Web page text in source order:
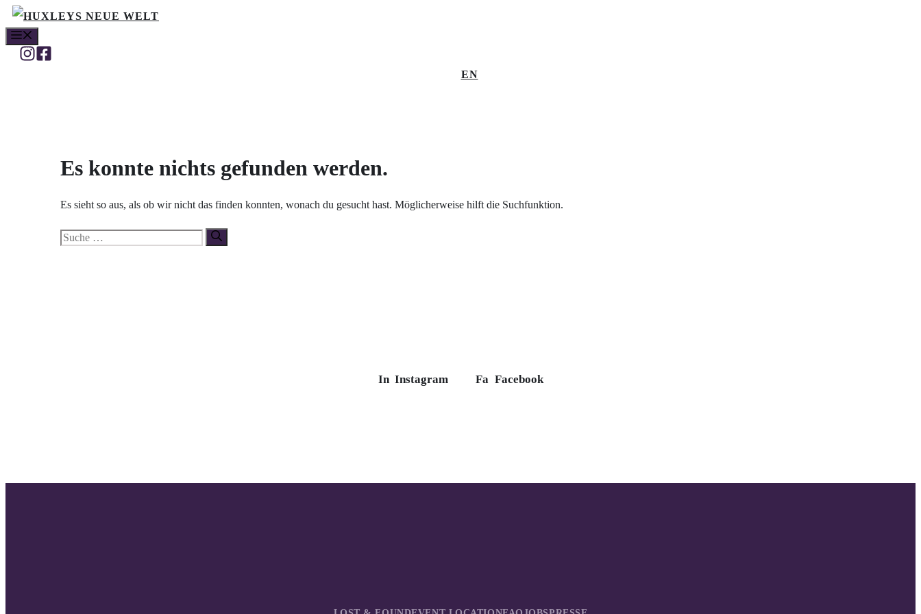
Zum
Inhalt
springen
EN
Es konnte nichts gefunden werden.
Es sieht so aus, als ob wir nicht das finden konnten, wonach du gesucht hast. Möglicherweise hilft die Suchfunktion.
Suche
In Instagram Fa Facebook